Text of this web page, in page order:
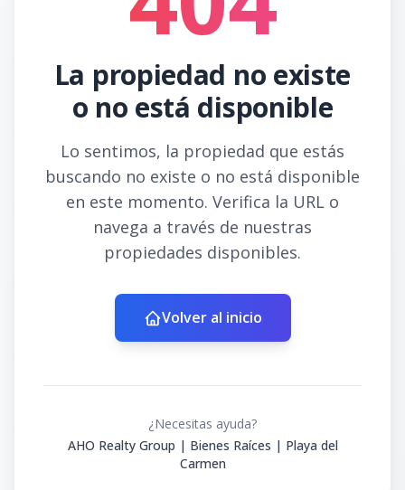
La propiedad no existe
o no está disponible
Lo sentimos, la propiedad que estás
buscando no existe o no está disponible
en este momento. Verifica la URL o
navega a través de nuestras
propiedades disponibles.
Volver al inicio
¿Necesitas ayuda?
AHO Realty Group | Bienes Raíces | Playa del
Carmen